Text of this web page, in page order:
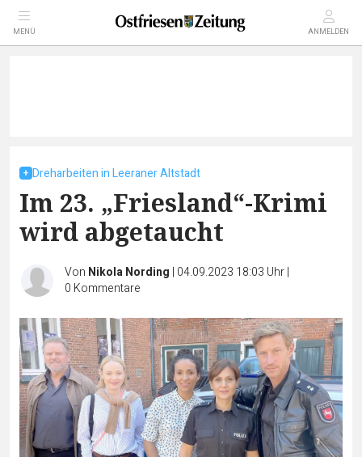
MENÜ ANMELDEN
Dreharbeiten in Leeraner Altstadt
Im 23. „Friesland“-Krimi
wird abgetaucht
Von Nikola Nording | 04.09.2023 18:03 Uhr|
0 Kommentare